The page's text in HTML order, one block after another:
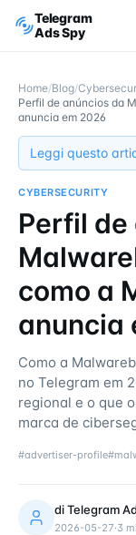
Telegram
Ads Spy
Home/Blog/
Perfil de anúncios da
anuncia em 2026
Leggi questo
CYBERSECURITY
Perfil de
como a
anuncia
Como a
no Telegram em
regional e o que
marca de
#advertiser-profile#
diTelegram
2026-05-27·3